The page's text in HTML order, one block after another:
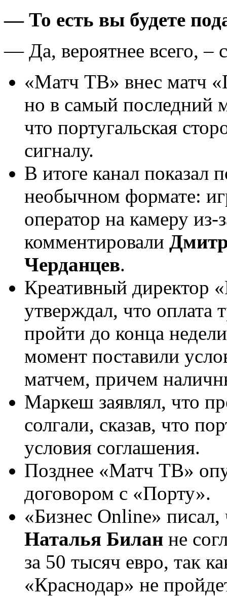
— То есть вы будете
— Да, вероятнее всего, –
«Матч ТВ» внес матч
но в самый последний
что португальская
сигналу.
В итоге канал показал
необычном формате:
оператор на камеру из-
комментировали
Черданцев.
Креативный директор
утверждал, что оплата
пройти до конца
момент поставили
матчем, причем
Маркеш заявлял, что
солгали, сказав, что
условия соглашения.
Позднее «Матч ТВ»
договором с «Порту».
«Бизнес Online»
Наталья Билан не
за 50 тысяч евро, так
«Краснодар» не